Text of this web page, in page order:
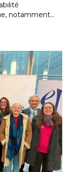
notamment…
croisé